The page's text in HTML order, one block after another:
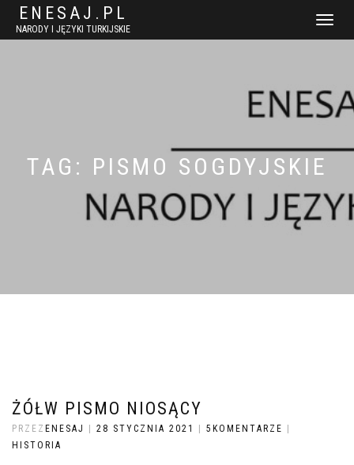
ENESAJ.PL
NARODY I JĘZYKI TURKIJSKIE
WŁĄCZ
TAG: PISMO SOGDYJSKIE
ŻÓŁW PISMO NIOSĄCY
PRZEZ ENESAJ 28 STYCZNIA 2021 5KOMENTARZE
HISTORIA